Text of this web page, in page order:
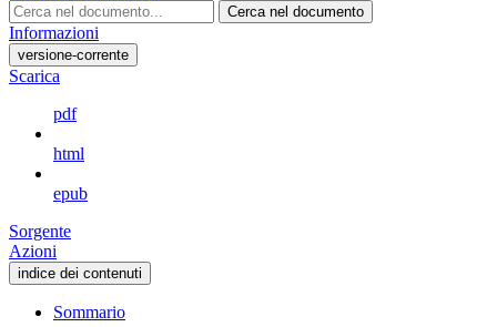
Cerca nel documento
Informazioni
versione-corrente
Scarica
pdf
html
epub
Sorgente
Azioni
indice dei contenuti
Sommario